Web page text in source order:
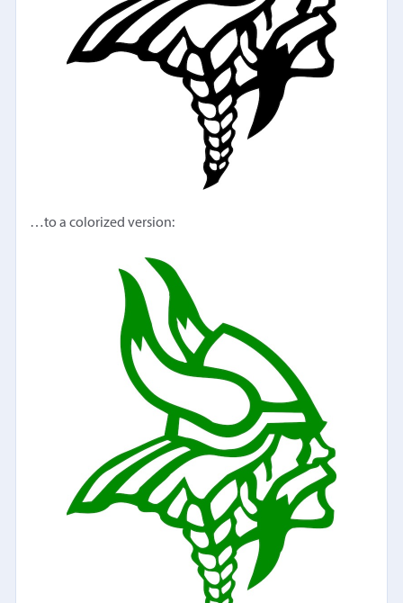
…to a colorized version: